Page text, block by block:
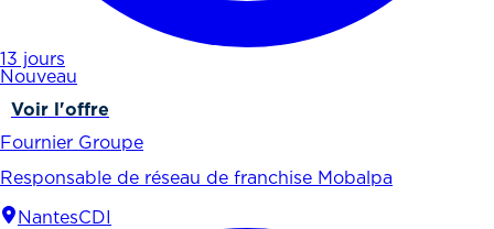
13 jours
Nouveau
Voir l'offre
Fournier Groupe
Responsable de réseau de franchise Mobalpa
NantesCDI